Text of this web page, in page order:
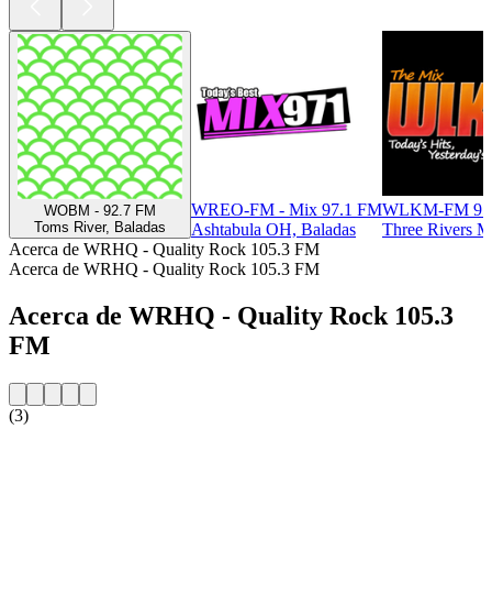
WOBM - 92.7 FM
Toms River, Baladas
WREO-FM - Mix 97.1 FM
Ashtabula OH, Baladas
WLKM-FM
Three Rivers
Acerca de WRHQ - Quality Rock 105.3 FM
Acerca de WRHQ - Quality Rock 105.3 FM
Acerca de WRHQ - Quality Rock 105.3
FM
(3)